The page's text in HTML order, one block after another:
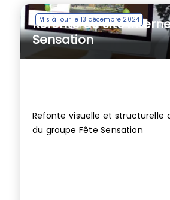
Mis à jour le 13 décembre 2024
Refonte du site
Sensation
Refonte visuelle et structurelle
du groupe Fête Sensation